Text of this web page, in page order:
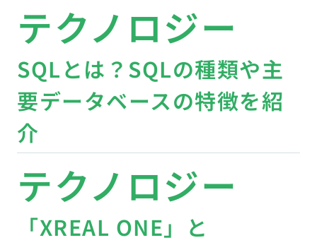
テクノロジー
SQLとは？SQLの種類や主
要データベースの特徴を紹
介
テクノロジー
「XREAL ONE」と